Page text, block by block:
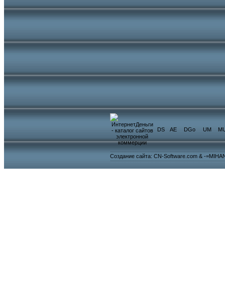
DS AE DGo UM
Создание сайта: CN-Software.com & -